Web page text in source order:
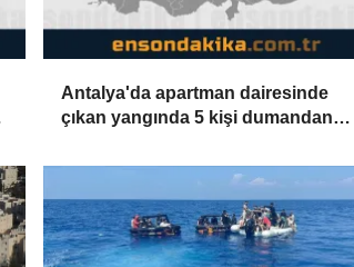
Antalya'da apartman dairesinde
çıkan yangında 5 kişi dumandan